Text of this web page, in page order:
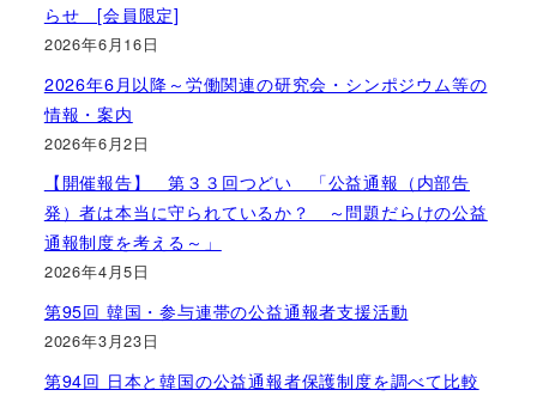
らせ [会員限定]
2026年6月16日
2026年6月以降～労働関連の研究会・シンポジウム等の
情報・案内
2026年6月2日
【開催報告】 第３３回つどい 「公益通報（内部告
発）者は本当に守られているか？ ～問題だらけの公益
通報制度を考える～」
2026年4月5日
第95回 韓国・参与連帯の公益通報者支援活動
2026年3月23日
第94回 日本と韓国の公益通報者保護制度を調べて比較